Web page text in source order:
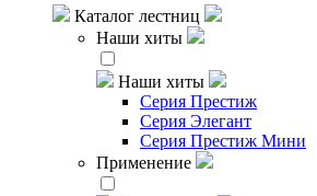
Каталог лестниц
Наши хиты
Наши хиты
Серия Престиж
Серия Элегант
Серия Престиж Мини
Применение